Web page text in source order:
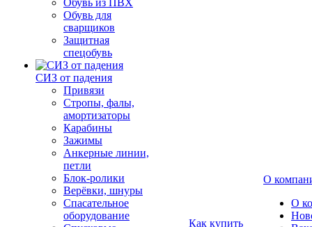
Обувь из ПВХ
Обувь для
сварщиков
Защитная
спецобувь
СИЗ от падения
Привязи
Стропы, фалы,
амортизаторы
Карабины
Зажимы
Анкерные линии,
петли
Блок-ролики
Верёвки, шнуры
Спасательное
оборудование
Как купить
О
О